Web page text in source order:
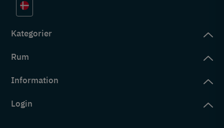
Kategorier
Rum
Information
Login